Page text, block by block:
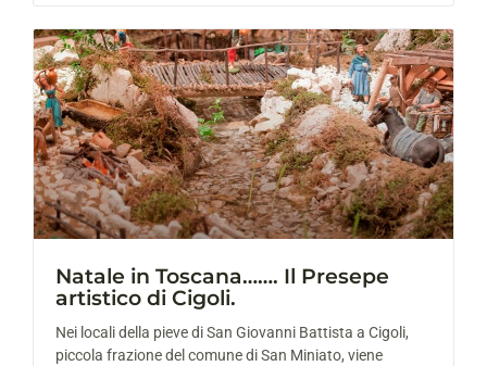
Natale in Toscana……. Il Presepe
artistico di Cigoli.
Nei locali della pieve di San Giovanni Battista a Cigoli,
piccola frazione del comune di San Miniato, viene